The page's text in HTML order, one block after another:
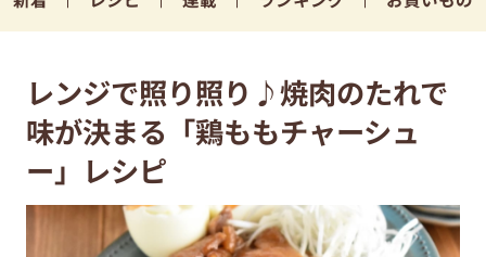
レンジで照り照り♪焼肉のたれで
味が決まる「鶏ももチャーシュ
ー」レシピ